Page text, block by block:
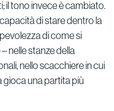
il tono invece è cambiato.
di stare dentro la
di come si
nelle stanze della
nello scacchiere in cui
una partita più